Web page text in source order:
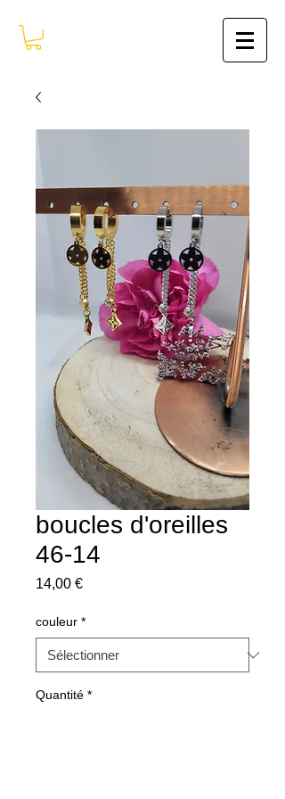
boucles d'oreilles
46-14
14,00 €Prix
couleur *
Quantité *